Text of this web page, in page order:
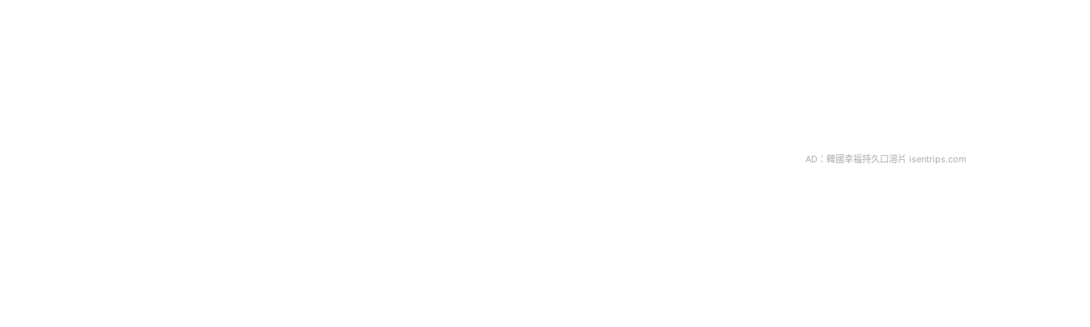
AD：韓國幸福持久口溶片 isentrips.com